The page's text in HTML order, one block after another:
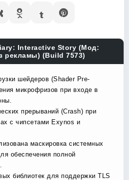
Interactive Story (Мод:
рекламы) (Build 7573)
шейдеров (Shader Pre-
микрофризов при входе в
прерываний (Crash) при
с чипсетами Exynos и
маскировка системных
обеспечения полной
библиотек для поддержки TLS